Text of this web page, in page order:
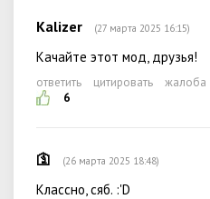
Kalizer (27 марта 2025 16:15)
Качайте этот мод, друзья!
ответить цитировать
жалоба
6
🛐 (26 марта 2025 18:48)
Классно, сяб. :'D